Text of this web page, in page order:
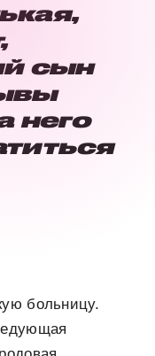
сын
него
больницу.